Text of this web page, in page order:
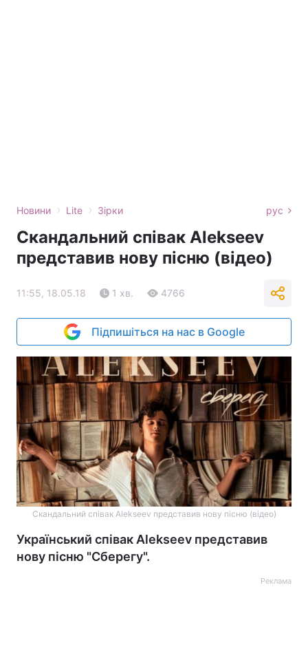
Новини › Lite › Зірки рус
Скандальний співак Alekseev
представив нову пісню (відео)
11:55, 18.05.18 1 хв. 4766
Підпишіться на нас в Google
Скандальний співак Alekseev представив нову пісню (відео)
Український співак Alekseev представив
нову пісню "Сберегу".
Реклама